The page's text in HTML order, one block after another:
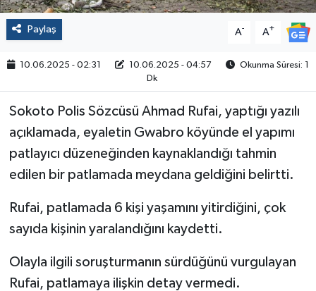
Paylaş A- A+
10.06.2025 - 02:31 10.06.2025 - 04:57
Okunma Süresi: 1
Dk
Sokoto Polis Sözcüsü Ahmad Rufai, yaptığı yazılı
açıklamada, eyaletin Gwabro köyünde el yapımı
patlayıcı düzeneğinden kaynaklandığı tahmin
edilen bir patlamada meydana geldiğini belirtti.
Rufai, patlamada 6 kişi yaşamını yitirdiğini, çok
sayıda kişinin yaralandığını kaydetti.
Olayla ilgili soruşturmanın sürdüğünü vurgulayan
Rufai, patlamaya ilişkin detay vermedi.
Spor
Kadın
Yurt